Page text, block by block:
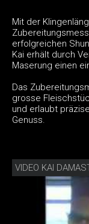
Mit der
erfolgreichen
Kai erhält durch
Maserung einen
Das
grosse
und erlaubt
Genuss.
VIDEO KAI